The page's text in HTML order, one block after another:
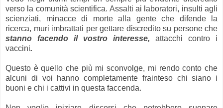
verso la comunità scientifica. Assalti ai laboratori, insulti agli
scienziati, minacce di morte alla gente che difende la
ricerca, muri imbrattati per gettare discredito su persone che
stanno facendo il vostro interesse, attacchi contro i
vaccini.
Questo è quello che più mi sconvolge, mi rendo conto che
alcuni di voi hanno completamente frainteso chi siano i
buoni e chi i cattivi in questa faccenda.